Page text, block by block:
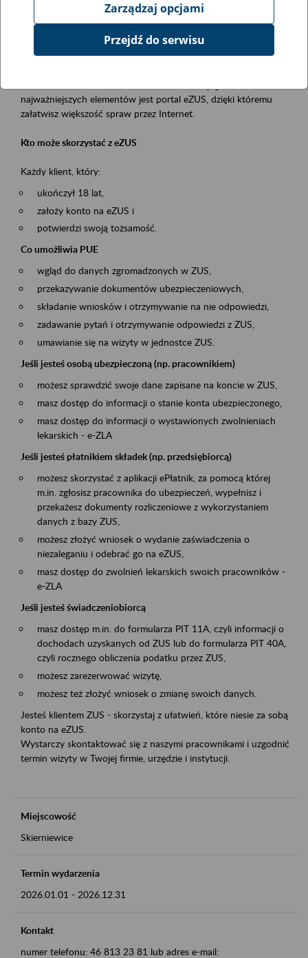
Opis wydarzenia
Platforma Usług Elektronicznych ZUS eZUS
najważniejszych elementów jest portal eZUS, dzięki któremu
załatwisz większość spraw przez Internet.
Kto może skorzystać z eZUS
Każdy klient, który:
ukończył 18 lat,
założy konto na eZUS i
potwierdzi swoją tożsamość.
Co umożliwia PUE
wgląd do danych zgromadzonych w ZUS,
przekazywanie dokumentów ubezpieczeniowych,
składanie wniosków i otrzymywanie na nie odpowiedzi,
zadawanie pytań i otrzymywanie odpowiedzi z ZUS,
umawianie się na wizyty w jednostce ZUS.
Jeśli jesteś osobą ubezpieczoną (np. pracownikiem)
możesz sprawdzić swoje dane zapisane na koncie w ZUS,
masz dostęp do informacji o stanie konta ubezpieczonego,
masz dostęp do informacji o wystawionych zwolnieniach
lekarskich - e-ZLA
Jeśli jesteś płatnikiem składek (np. przedsiębiorcą)
możesz skorzystać z aplikacji ePłatnik, za pomocą której
m.in. zgłosisz pracownika do ubezpieczeń, wypełnisz i
przekażesz dokumenty rozliczeniowe z wykorzystaniem
danych z bazy ZUS,
możesz złożyć wniosek o wydanie zaświadczenia o
niezaleganiu i odebrać go na eZUS,
masz dostęp do zwolnień lekarskich swoich pracowników -
e-ZLA
Jeśli jesteś świadczeniobiorcą
masz dostęp m.in. do formularza PIT 11A, czyli informacji o
dochodach uzyskanych od ZUS lub do formularza PIT 40A,
czyli rocznego obliczenia podatku przez ZUS,
możesz zarezerwować wizytę,
możesz też złożyć wniosek o zmianę swoich danych.
Jesteś klientem ZUS - skorzystaj z ułatwień, które niesie za sobą
konto na eZUS.
Wystarczy skontaktować się z naszymi pracownikami i uzgodnić
termin wizyty w Twojej firmie, urzędzie i instytucji.
Miejscowość
Skierniewice
Termin wydarzenia
2026.01.01 - 2026.12.31
Kontakt
numer telefonu: 46 813 23 81 lub adres e-mail:
Zarządzaj opcjami
Przejdź do serwisu